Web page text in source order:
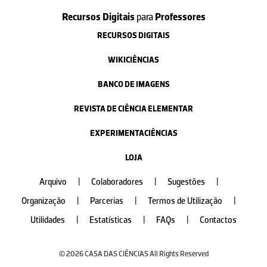
Recursos Digitais paraProfessores
RECURSOS DIGITAIS
WIKICIÊNCIAS
BANCO DE IMAGENS
REVISTA DE CIÊNCIA ELEMENTAR
EXPERIMENTACIÊNCIAS
LOJA
Arquivo Colaboradores Sugestões
Organização
Parcerias Termos de Utilização
Utilidades
Estatísticas FAQs Contactos
© 2026 CASA DAS CIÊNCIAS All Rights Reserved